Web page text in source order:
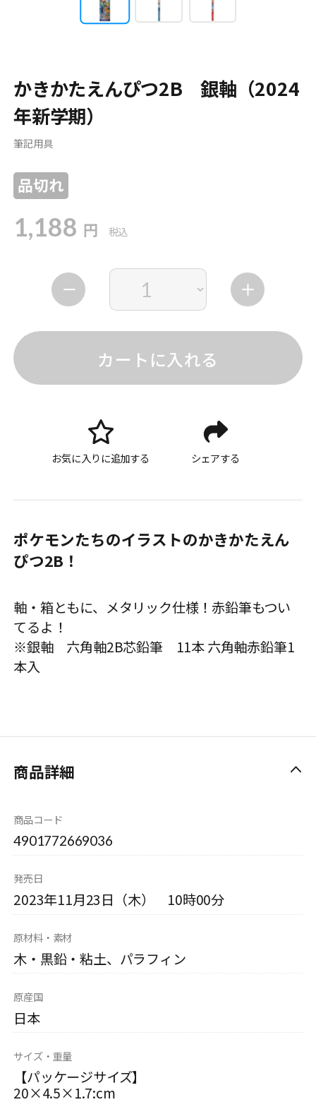
かきかたえんぴつ2B 銀軸（2024
年新学期）
筆記用具
品切れ
1,188 円 税込
カートに入れる
お気に入りに追加する シェアする
ポケモンたちのイラストのかきかたえん
ぴつ2B！
軸・箱ともに、メタリック仕様！赤鉛筆もつい
てるよ！
※銀軸 六角軸2B芯鉛筆 11本 六角軸赤鉛筆1
本入
商品詳細
商品コード
4901772669036
発売日
2023年11月23日（木） 10時00分
原材料・素材
木・黒鉛・粘土、パラフィン
原産国
日本
サイズ・重量
【パッケージサイズ】
20×4.5×1.7:cm